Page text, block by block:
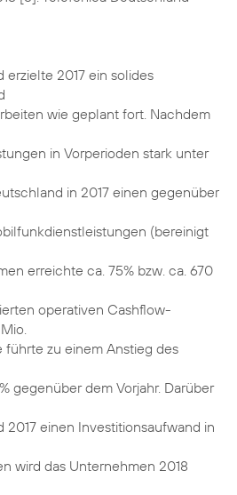
2017 ein solides
wie geplant fort. Nachdem
in Vorperioden stark unter
in 2017 einen gegenüber
(bereinigt
erreichte ca. 75% bzw. ca. 670
operativen Cashflow-
führte zu einem Anstieg des
gegenüber dem Vorjahr. Darüber
einen Investitionsaufwand in
wird das Unternehmen 2018